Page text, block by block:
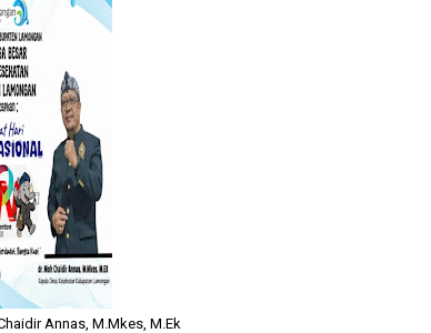
Annas, M.Mkes, M.Ek